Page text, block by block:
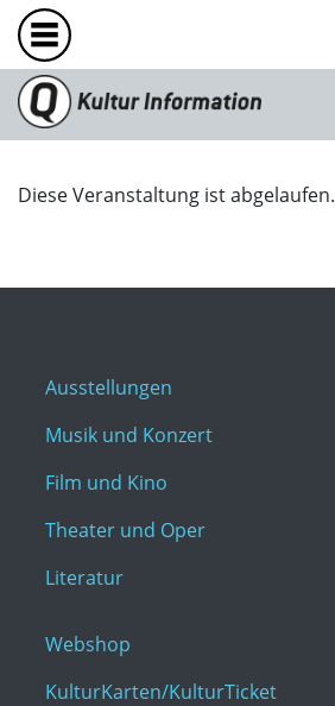
Diese Veranstaltung ist abgelaufen.
Ausstellungen
Musik und Konzert
Film und Kino
Theater und Oper
Literatur
Webshop
KulturKarten/KulturTicket